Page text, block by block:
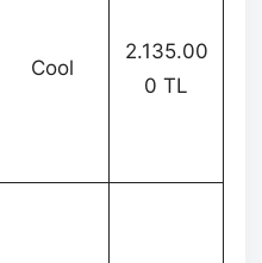
Cool
2.135.00
0 TL